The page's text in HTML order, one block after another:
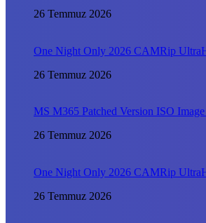
26 Temmuz 2026
One Night Only 2026 CAMRip
26 Temmuz 2026
MS M365 Patched Version ISO
26 Temmuz 2026
One Night Only 2026 CAMRip
26 Temmuz 2026